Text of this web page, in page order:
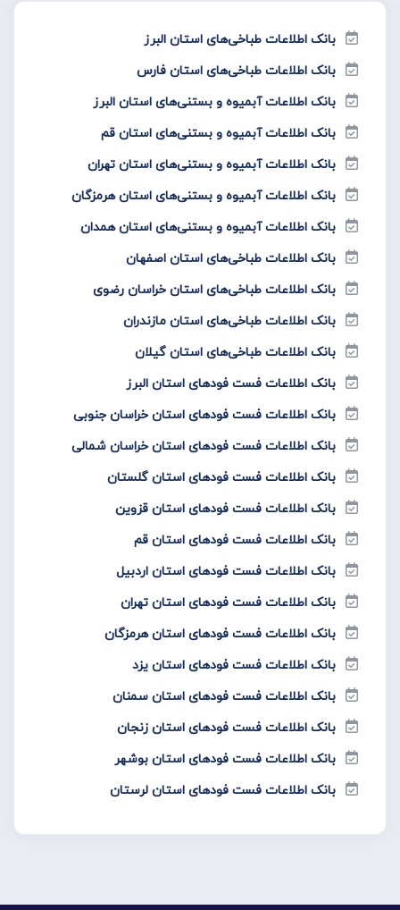
بانک اطلاعات طباخی‌های استان البرز
بانک اطلاعات طباخی‌های استان فارس
بانک اطلاعات آبمیوه و بستنی‌های استان البرز
بانک اطلاعات آبمیوه و بستنی‌های استان قم
بانک اطلاعات آبمیوه و بستنی‌های استان تهران
بانک اطلاعات آبمیوه و بستنی‌های استان هرمزگان
بانک اطلاعات آبمیوه و بستنی‌های استان همدان
بانک اطلاعات طباخی‌های استان اصفهان
بانک اطلاعات طباخی‌های استان خراسان رضوی
بانک اطلاعات طباخی‌های استان مازندران
بانک اطلاعات طباخی‌های استان گیلان
بانک اطلاعات فست فود‌های استان البرز
بانک اطلاعات فست فود‌های استان خراسان جنوبی
بانک اطلاعات فست فود‌های استان خراسان شمالی
بانک اطلاعات فست فود‌های استان گلستان
بانک اطلاعات فست فود‌های استان قزوین
بانک اطلاعات فست فود‌های استان قم
بانک اطلاعات فست فود‌های استان اردبیل
بانک اطلاعات فست فود‌های استان تهران
بانک اطلاعات فست فود‌های استان هرمزگان
بانک اطلاعات فست فود‌های استان یزد
بانک اطلاعات فست فود‌های استان سمنان
بانک اطلاعات فست فود‌های استان زنجان
بانک اطلاعات فست فود‌های استان بوشهر
بانک اطلاعات فست فود‌های استان لرستان